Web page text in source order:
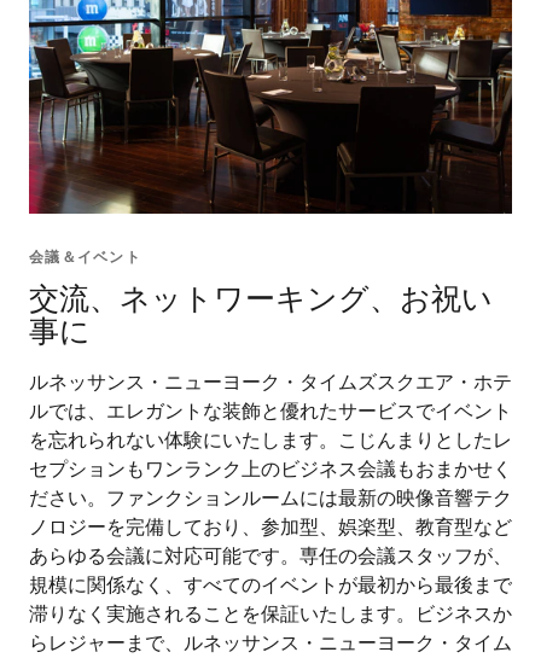
会議＆イベント
交流、ネットワーキング、お祝い
事に
ルネッサンス・ニューヨーク・タイムズスクエア・ホテ
ルでは、エレガントな装飾と優れたサービスでイベント
を忘れられない体験にいたします。こじんまりとしたレ
セプションもワンランク上のビジネス会議もおまかせく
ださい。ファンクションルームには最新の映像音響テク
ノロジーを完備しており、参加型、娯楽型、教育型など
あらゆる会議に対応可能です。専任の会議スタッフが、
規模に関係なく、すべてのイベントが最初から最後まで
滞りなく実施されることを保証いたします。ビジネスか
らレジャーまで、ルネッサンス・ニューヨーク・タイム